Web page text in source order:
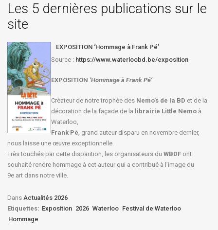
Les 5 dernières publications sur le
site
EXPOSITION ‘Hommage à Frank Pé’
Source : https://www.waterloobd.be/exposition
EXPOSITION ‘Hommage à Frank Pé’
Créateur de notre trophée des Nemo’s de la BD et de la
décoration de la façade de la librairie Little Nemo à
Waterloo,
Frank Pé, grand auteur disparu en novembre dernier,
nous laisse une œuvre exceptionnelle.
Très touchés par cette disparition, les organisateurs du WBDF ont
souhaité rendre hommage à cet auteur qui a contribué à l’image du
9e art dans notre ville.
Dans Actualités 2026
Etiquettes: Exposition 2026 Waterloo Festival de Waterloo
Hommage